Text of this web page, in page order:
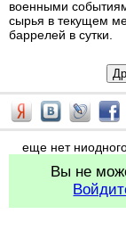
военными
сырья в текущем
баррелей в сутки.
еще нет
Вы не